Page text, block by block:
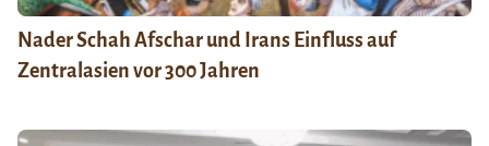
Nader Schah Afschar und Irans Einfluss auf
Zentralasien vor 300 Jahren